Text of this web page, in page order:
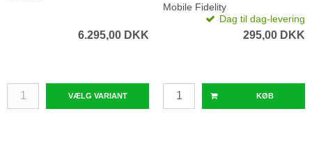
6.295,00 DKK
VÆLG VARIANT
HEAVYWEIGHT
Mobile Fidelity
Dag til dag-levering
295,00 DKK
KØB